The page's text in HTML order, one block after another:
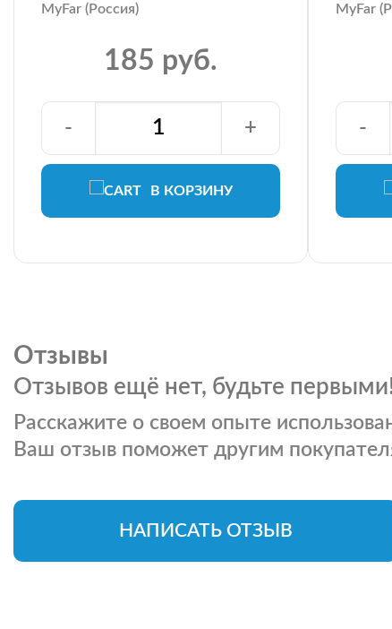
MyFar (Россия)
185 руб.
В КОРЗИНУ
- +
MyFar
-
Отзывы
Отзывов ещё нет, будьте
Расскажите о своем опыте
Ваш отзыв поможет другим
НАПИСАТЬ ОТЗЫВ